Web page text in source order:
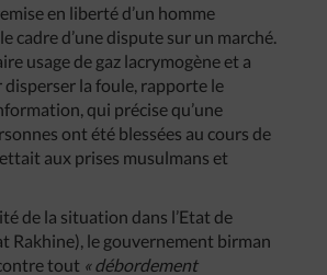
en liberté d’un homme
cadre d’une dispute sur un marché.
usage de gaz lacrymogène et a
disperser la foule, rapporte le
qui précise qu’une
ont été blessées au cours de
aux prises musulmans et
de la situation dans l’Etat de
Rakhine), le gouvernement birman
tout « débordement